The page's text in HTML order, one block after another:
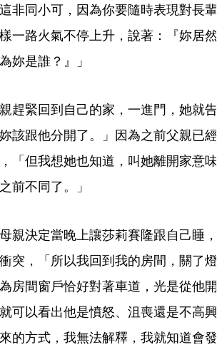
非同小可，因為你要隨時表現對長輩
一路火氣不停上升，說著：『妳居然
妳是誰？』」
趕緊回到自己的家，一進門，她就告
該跟他分開了。」因為之前父親已經
「但我想她也知道，叫她離開家意味
前不同了。」
親決定當晚上讓莎莉賽隆跟自己睡，
突，「所以我回到我的房間，關了燈
房間窗戶恰好對著車道，光是從他開
可以看出他是憤怒、沮喪還是不高興
的方式，我無法解釋，我就知道會發